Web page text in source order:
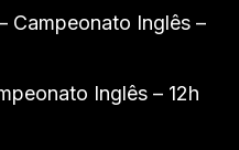
Campeonato Inglês –
Inglês – 12h